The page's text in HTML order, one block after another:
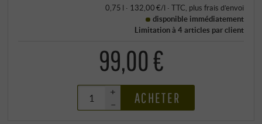
0,75 l · 132,00 €/l · TTC, plus frais d’envoi
disponible immédiatement
Limitation à 4 articles par client
99,00 €
+
–
ACHETER